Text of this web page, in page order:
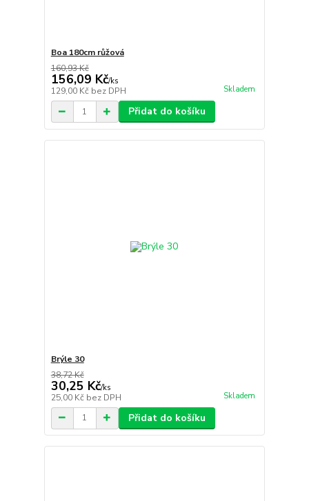
Boa 180cm růžová
160,93 Kč
156,09 Kč/ks
129,00 Kč bez DPH Skladem
Přidat do košíku
Brýle 30
38,72 Kč
30,25 Kč/ks
25,00 Kč bez DPH Skladem
Přidat do košíku